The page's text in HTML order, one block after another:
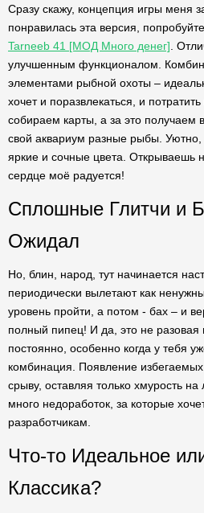
Сразу скажу, концепция игры меня
понравилась эта версия,
Tarneeb 41 [МОД Много денег] .
улучшенным функционалом.
элементами рыбной охоты –
хочет и поразвлекаться, и
собираем карты, а за это получаем
свой аквариум разные рыбы.
яркие и сочные цвета. Открываешь
сердце моё радуется!
Сплошные Глитчи и
Ожидал
Но, блин, народ, тут начинается
периодически вылетают как
уровень пройти, а потом - бах – и
полный пипец! И да, это не разовая
постоянно, особенно когда у тебя
комбинация. Появление
срыву, оставляя только хмурость на
много недоработок, за которые
разработчикам.
Что-то Идеальное
Классика?